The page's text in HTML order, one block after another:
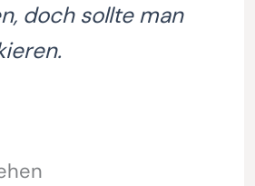
doch sollte man